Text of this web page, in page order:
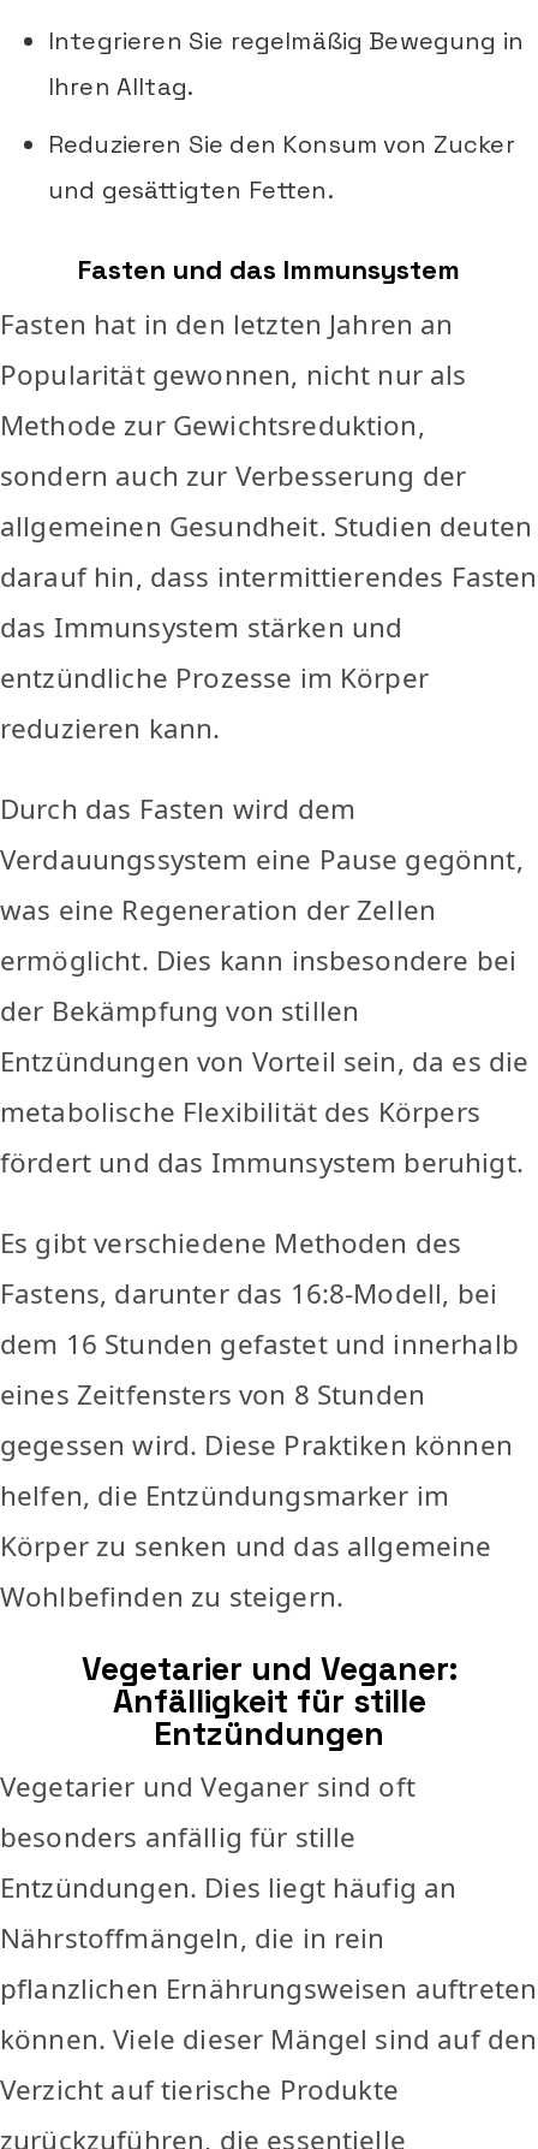
Integrieren Sie regelmäßig Bewegung in
Ihren Alltag.
Reduzieren Sie den Konsum von Zucker
und gesättigten Fetten.
Fasten und das Immunsystem
Fasten hat in den letzten Jahren an
Popularität gewonnen, nicht nur als
Methode zur Gewichtsreduktion,
sondern auch zur Verbesserung der
allgemeinen Gesundheit. Studien deuten
darauf hin, dass intermittierendes Fasten
das Immunsystem stärken und
entzündliche Prozesse im Körper
reduzieren kann.
Durch das Fasten wird dem
Verdauungssystem eine Pause gegönnt,
was eine Regeneration der Zellen
ermöglicht. Dies kann insbesondere bei
der Bekämpfung von stillen
Entzündungen von Vorteil sein, da es die
metabolische Flexibilität des Körpers
fördert und das Immunsystem beruhigt.
Es gibt verschiedene Methoden des
Fastens, darunter das 16:8-Modell, bei
dem 16 Stunden gefastet und innerhalb
eines Zeitfensters von 8 Stunden
gegessen wird. Diese Praktiken können
helfen, die Entzündungsmarker im
Körper zu senken und das allgemeine
Wohlbefinden zu steigern.
Vegetarier und Veganer:
Anfälligkeit für stille
Entzündungen
Vegetarier und Veganer sind oft
besonders anfällig für stille
Entzündungen. Dies liegt häufig an
Nährstoffmängeln, die in rein
pflanzlichen Ernährungsweisen auftreten
können. Viele dieser Mängel sind auf den
Verzicht auf tierische Produkte
zurückzuführen, die essentielle